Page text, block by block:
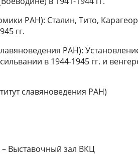
РАН): Сталин, Тито,
гг.
РАН):
в 1944-1945 гг. и
славяноведения РАН)
– Выставочный зал ВКЦ